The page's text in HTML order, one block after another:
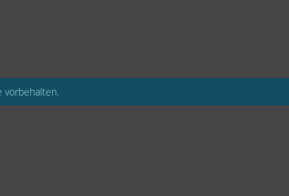
vorbehalten.